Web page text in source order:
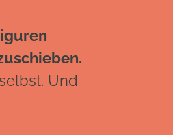
Und